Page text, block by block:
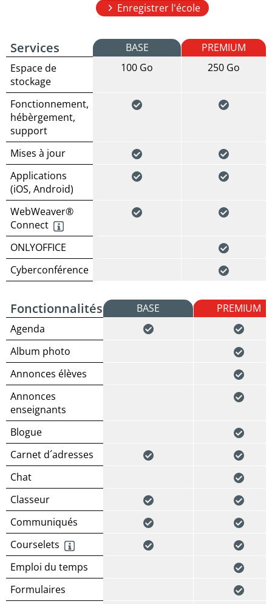
Enregistrer l'école
Services BASE
PREMIUM
Espace de
stockage
100 Go 250 Go
Fonctionnement,
hébèrgement,
support
Mises à jour
Applications
(iOS, Android)
WebWeaver®
Connect
ONLYOFFICE
Cyberconférence
Fonctionnalités BASE
PREMIUM
Agenda
Album photo
Annonces élèves
Annonces
enseignants
Blogue
Carnet d´adresses
Chat
Classeur
Communiqués
Courselets
Emploi du temps
Formulaires